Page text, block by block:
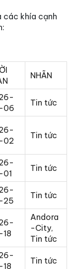
các khía cạnh
NHÃN
06
Tin tức
02
Tin tức
Tin tức
25
Tin tức
Andora
-City,
Tin tức
Tin tức